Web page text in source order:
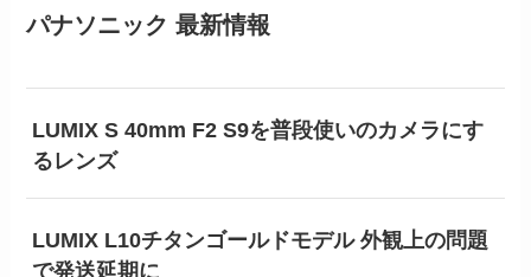
パナソニック 最新情報
LUMIX S 40mm F2 S9を普段使いのカメラにす
るレンズ
LUMIX L10チタンゴールドモデル 外観上の問題
で発送延期に